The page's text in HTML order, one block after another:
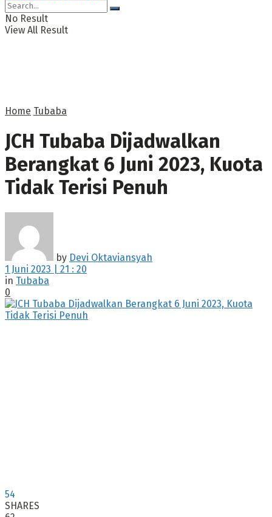
No Result
View All Result
Home Tubaba
JCH Tubaba Dijadwalkan
Berangkat 6 Juni 2023, Kuota
Tidak Terisi Penuh
by Devi Oktaviansyah
1 Juni 2023 | 21 : 20
in Tubaba
0
54
SHARES